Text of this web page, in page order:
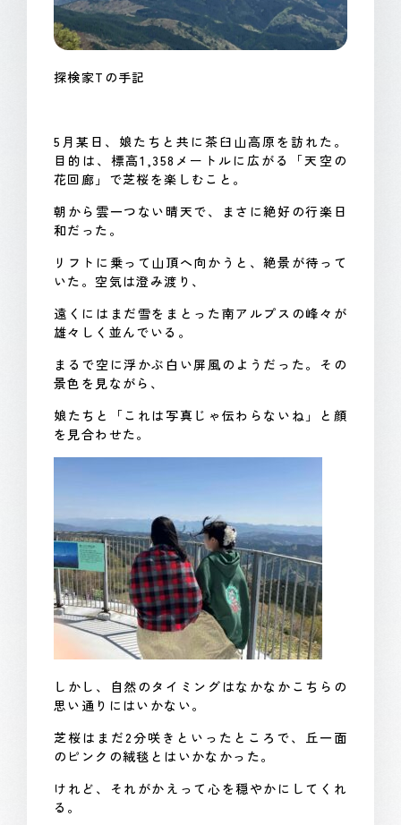
探検家Tの手記
5月某日、娘たちと共に茶臼山高原を訪れた。
目的は、標高1,358メートルに広がる「天空の
花回廊」で芝桜を楽しむこと。
朝から雲一つない晴天で、まさに絶好の行楽日
和だった。
リフトに乗って山頂へ向かうと、絶景が待って
いた。空気は澄み渡り、
遠くにはまだ雪をまとった南アルプスの峰々が
雄々しく並んでいる。
まるで空に浮かぶ白い屏風のようだった。その
景色を見ながら、
娘たちと「これは写真じゃ伝わらないね」と顔
を見合わせた。
しかし、自然のタイミングはなかなかこちらの
思い通りにはいかない。
芝桜はまだ2分咲きといったところで、丘一面
のピンクの絨毯とはいかなかった。
けれど、それがかえって心を穏やかにしてくれ
る。